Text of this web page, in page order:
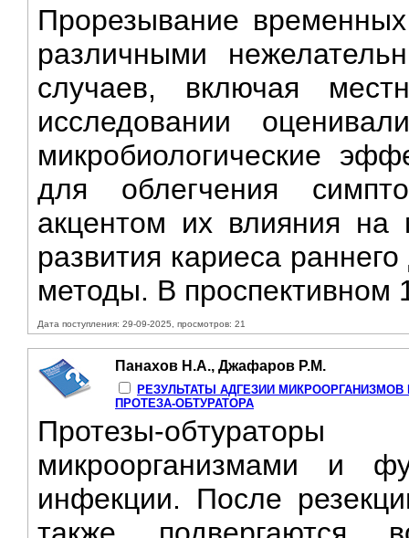
Прорезывание
различными
случаев, включая
исследовании
микробиологические
для облегчения
акцентом их влияния на
развития кариеса
методы. В
Дата поступления: 29-09-2025, просмотров: 21
Панахов Н.А., Джафаров Р.М.
РЕЗУЛЬТАТЫ АДГЕЗИИ
ПРОТЕЗА-ОБТУРАТОРА
Протезы-
микроорганизмами и
инфекции. После